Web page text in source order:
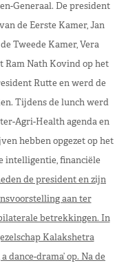
Generaal. De president
de Eerste Kamer, Jan
Tweede Kamer, Vera
Nath Kovind op het
Rutte en werd de
Tijdens de lunch werd
Agri-Health agenda en
hebben opgezet op het
intelligentie, financiële
de president en zijn
aan ter
betrekkingen. In
Kalakshetra
dance-drama’ op. Na de